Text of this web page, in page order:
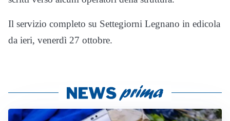
Il servizio completo su Settegiorni Legnano in edicola
da ieri, venerdì 27 ottobre.